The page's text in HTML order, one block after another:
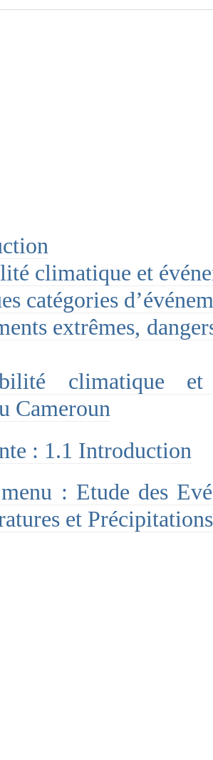
climatique et
catégories
extrêmes,
climatique et
Cameroun
: 1.1 Introduction
: Etude des
et